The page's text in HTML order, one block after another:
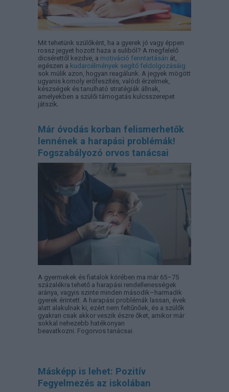
Mit tehetünk szülőként, ha a gyerek jó vagy éppen
rossz jegyet hozott haza a suliból? A megfelelő
dicsérettől kezdve, a motiváció fenntartásán át,
egészen a kudarcélmények segítő feldolgozásáig
sok múlik azon, hogyan reagálunk. A jegyek mögött
ugyanis komoly erőfeszítés, valódi érzelmek,
készségek és tanulható stratégiák állnak,
amelyekben a szülői támogatás kulcsszerepet
játszik.
Már óvodás korban felismerhetők
lennének a harapási problémák!
Fogszabályozó orvos tanácsai
A gyermekek és fiatalok körében ma már 65–75
százalékra tehető a harapási rendellenességek
aránya, vagyis szinte minden második–harmadik
gyerek érintett. A harapási problémák lassan, évek
alatt alakulnak ki, ezért nem feltűnőek, és a szülők
gyakran csak akkor veszik észre őket, amikor már
sokkal nehezebb hatékonyan
beavatkozni. Fogorvos tanácsai.
Másképp is lehet: Pozitív
Fegyelmezés az iskolában